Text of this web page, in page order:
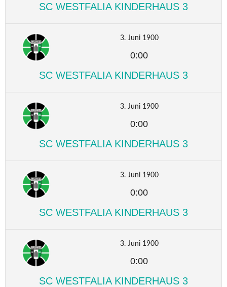
SC WESTFALIA KINDERHAUS 3
3. Juni 1900
0:00
SC WESTFALIA KINDERHAUS 3
3. Juni 1900
0:00
SC WESTFALIA KINDERHAUS 3
3. Juni 1900
0:00
SC WESTFALIA KINDERHAUS 3
3. Juni 1900
0:00
SC WESTFALIA KINDERHAUS 3